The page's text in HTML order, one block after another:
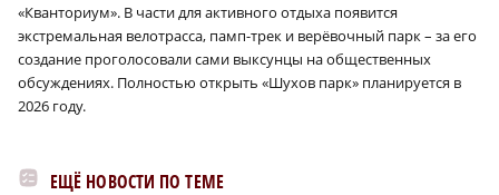
«Кванториум». В части для активного отдыха появится
экстремальная велотрасса, памп-трек и верёвочный парк – за его
создание проголосовали сами выксунцы на общественных
обсуждениях. Полностью открыть «Шухов парк» планируется в
2026 году.
ЕЩЁ НОВОСТИ ПО ТЕМЕ